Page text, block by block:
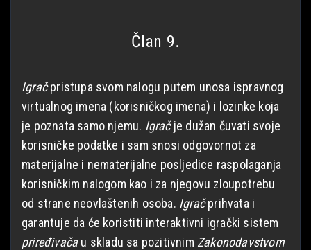
Član 9.
Igračpristupa svom nalogu putem unosa ispravnog
virtualnog imena (korisničkog imena) i lozinke koja
je poznata samo njemu. Igračje dužan čuvati svoje
korisničke podatke i sam snosi odgovornot za
materijalne i nematerijalne posljedice raspolaganja
korisničkim nalogom kao i za njegovu zloupotrebu
od strane neovlaštenih osoba. Igračprihvata i
garantuje da će koristiti interaktivni igrački sistem
priređivačau skladu sa pozitivnim Zakonodavstvom